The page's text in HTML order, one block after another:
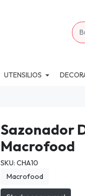
UTENSILIOS
Sazonador
Macrofood
SKU: CHA10
Macrofood